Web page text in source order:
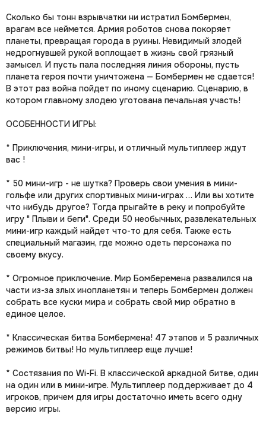
Сколько бы тонн взрывчатки ни истратил Бомбермен,
врагам все неймется. Армия роботов снова покоряет
планеты, превращая города в руины. Невидимый злодей
недрогнувшей рукой воплощает в жизнь свой грязный
замысел. И пусть пала последняя линия обороны, пусть
планета героя почти уничтожена — Бомбермен не сдается!
В этот раз война пойдет по иному сценарию. Сценарию, в
котором главному злодею уготована печальная участь!
ОСОБЕННОСТИ ИГРЫ:
* Приключения, мини-игры, и отличный мультиплеер ждут
вас !
* 50 мини-игр - не шутка? Проверь свои умения в мини-
гольфе или других спортивных мини-играх … Или вы хотите
что нибудь другое? Тогда прыгайте в реку и попробуйте
игру " Плыви и беги". Среди 50 необычных, развлекательных
мини-игр каждый найдет что-то для себя. Также есть
специальный магазин, где можно одеть персонажа по
своему вкусу.
* Огромное приключение. Мир Бомберемена развалился на
части из-за злых инопланетян и теперь Бомбермен должен
собрать все куски мира и собрать свой мир обратно в
единое целое.
* Классическая битва Бомбермена! 47 этапов и 5 различных
режимов битвы! Но мультиплеер еще лучше!
* Состязания по Wi-Fi. В классической аркадной битве, один
на один или в мини-игре. Мультиплеер поддерживает до 4
игроков, причем для игры достаточно иметь всего одну
версию игры.